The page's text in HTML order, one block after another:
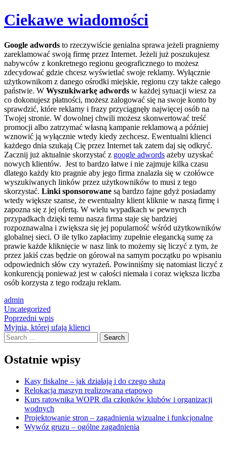
Ciekawe wiadomości
Skip
to
content
Google adwords to rzeczywiście genialna sprawa jeżeli pragniemy
zareklamować swoją firmę przez Internet. Jeżeli już poszukujesz
nabywców z konkretnego regionu geograficznego to możesz
zdecydować gdzie chcesz wyświetlać swoje reklamy. Wyłącznie
użytkownikom z danego ośrodki miejskie, regionu czy także całego
państwie. W Wyszukiwarkę adwords w każdej sytuacji wiesz za
co dokonujesz płatności, możesz zalogować się na swoje konto by
sprawdzić, które reklamy i frazy przyciągnęły najwięcej osób na
Twojej stronie. W dowolnej chwili możesz skonwertować treść
promocji albo zatrzymać własną kampanie reklamową a później
wznowić ją wyłącznie wtedy kiedy zechcesz. Ewentualni klienci
każdego dnia szukają Cię przez Internet tak zatem daj się odkryć.
Zacznij już aktualnie skorzystać z google adwords ażeby uzyskać
nowych klientów. Jest to bardzo łatwe i nie zajmuje kilka czasu
dlatego każdy kto pragnie aby jego firma znalazła się w czołówce
wyszukiwanych linków przez użytkowników to musi z tego
skorzystać. Linki sponsorowane są bardzo fajne gdyż posiadamy
wtedy większe szanse, że ewentualny klient kliknie w naszą firmę i
zapozna się z jej ofertą. W wielu wypadkach w pewnych
przypadkach dzięki temu nasza firma staje się bardziej
rozpoznawalna i zwiększa się jej popularność wśród użytkowników
globalnej sieci. O ile tylko zapłacimy zupełnie elegancką sumę za
prawie każde kliknięcie w nasz link to możemy się liczyć z tym, że
przez jakiś czas będzie on górował na samym początku po wpisaniu
odpowiednich słów czy wyrażeń. Powinniśmy się natomiast liczyć z
konkurencją ponieważ jest w całości niemała i coraz większa liczba
osób korzysta z tego rodzaju reklam.
admin
Uncategorized
Post
navigation
Poprzedni wpis
Myjnia, której ufają klienci
Search
Ostatnie wpisy
Kasy fiskalne – jak działają i do czego służą
Relokacja maszyn realizowana etapowo
Kurs ratownika WOPR dla członków klubów i organizacji
wodnych
Projektowanie stron – zagadnienia wizualne i funkcjonalne
Wywóz gruzu – ogólne zagadnienia